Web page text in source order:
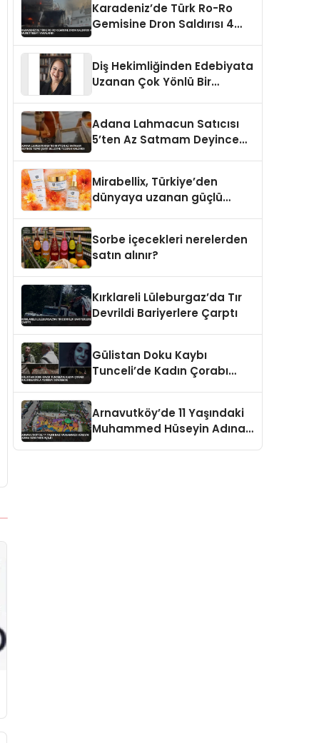
Karadeniz’de Türk Ro-Ro
Gemisine Dron Saldırısı 4
Diş Hekimliğinden Edebiyata
Uzanan Çok Yönlü Bir
Adana Lahmacun Satıcısı
5’ten Az Satmam Deyince
Mirabellix, Türkiye’den
dünyaya uzanan güçlü
Sorbe içecekleri nerelerden
satın alınır?
Kırklareli Lüleburgaz’da Tır
Devrildi Bariyerlere Çarptı
Gülistan Doku Kaybı
Tunceli’de Kadın Çorabı
Arnavutköy’de 11 Yaşındaki
Muhammed Hüseyin Adına